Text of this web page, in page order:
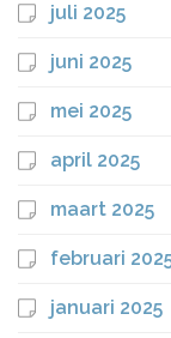
juli 2025
juni 2025
mei 2025
april 2025
maart 2025
februari
januari 2025